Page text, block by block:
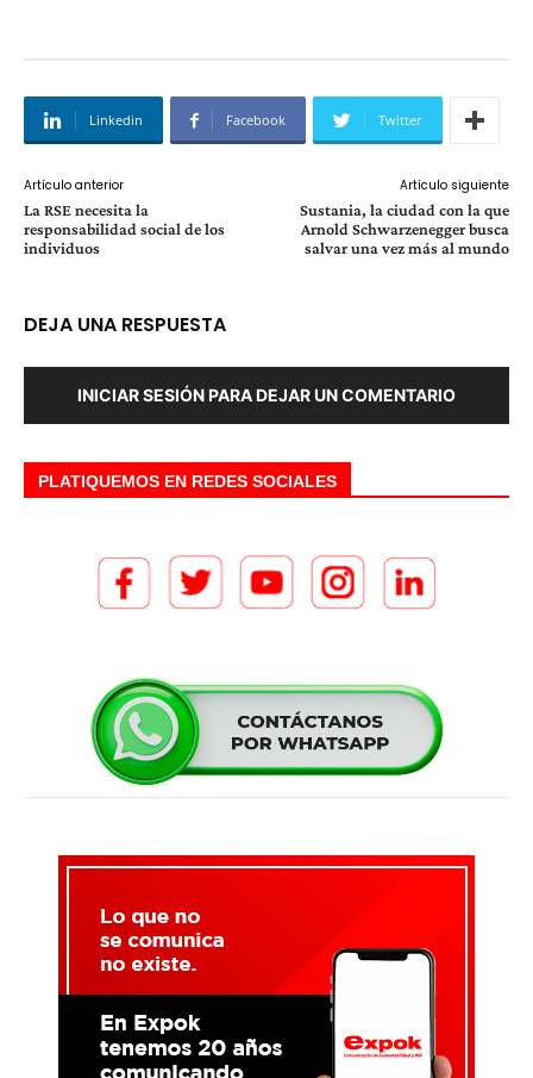
Linkedin Facebook Twitter
Artículo anterior
La RSE necesita la
responsabilidad social de los
individuos
Artículo siguiente
Sustania, la ciudad con la que
Arnold Schwarzenegger busca
salvar una vez más al mundo
DEJA UNA RESPUESTA
INICIAR SESIÓN PARA DEJAR UN COMENTARIO
PLATIQUEMOS EN REDES SOCIALES